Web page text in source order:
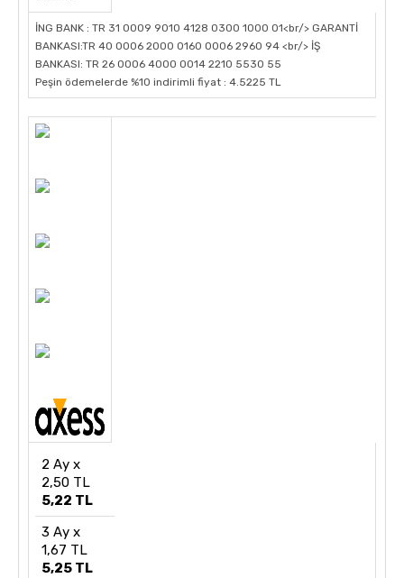
İNG BANK : TR 31 0009 9010 4128 0300 1000 01<br/> GARANTİ
BANKASI:TR 40 0006 2000 0160 0006 2960 94 <br/> İŞ
BANKASI: TR 26 0006 4000 0014 2210 5530 55
Peşin ödemelerde %10 indirimli fiyat : 4.5225 TL
2 Ay x
2,50 TL
5,22 TL
3 Ay x
1,67 TL
5,25 TL